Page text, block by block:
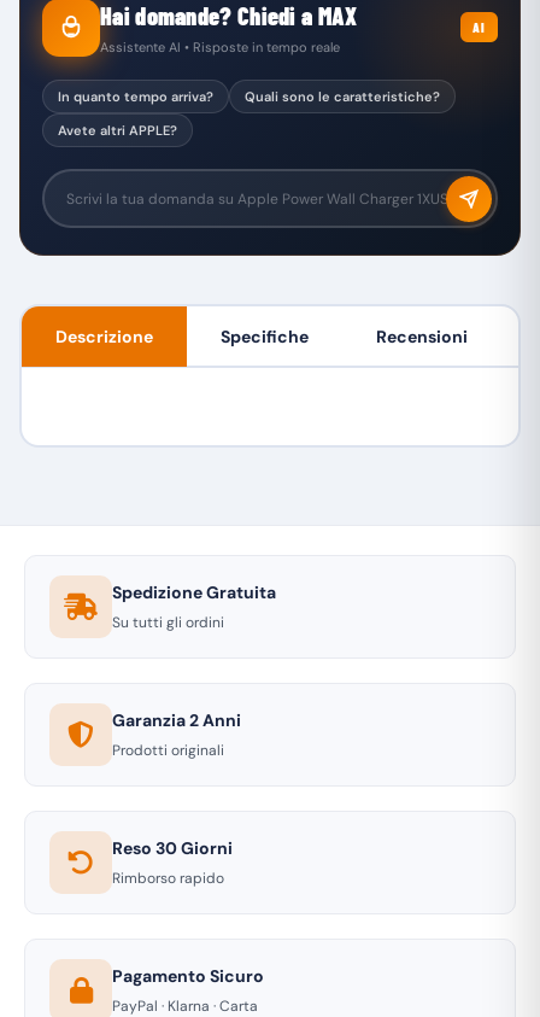
Hai domande? Chiedi a MAX
Assistente AI • Risposte in tempo reale
AI
In quanto tempo arriva?
Quali sono le caratteristiche?
Avete altri APPLE?
Descrizione Specifiche Recensioni
Spedizione Gratuita
Su tutti gli ordini
Garanzia 2 Anni
Prodotti originali
Reso 30 Giorni
Rimborso rapido
Pagamento Sicuro
PayPal · Klarna · Carta